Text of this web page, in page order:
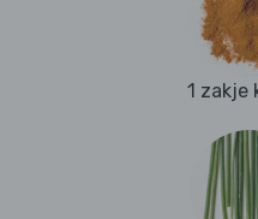
1 zakje